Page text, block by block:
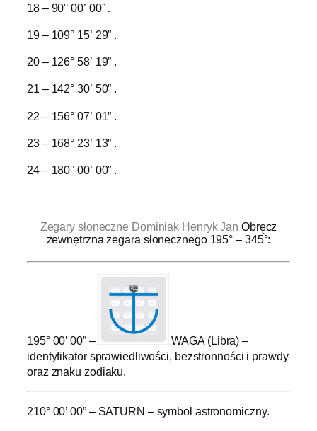
18 – 90° 00’ 00” .
19 – 109° 15’ 29” .
20 – 126° 58’ 19” .
21 – 142° 30’ 50” .
22 – 156° 07’ 01” .
23 – 168° 23’ 13” .
24 – 180° 00’ 00” .
Zegary słoneczne Dominiak Henryk Jan Obręcz
zewnętrzna zegara słonecznego 195° – 345°:
195° 00’ 00” –
WAGA (Libra) –
identyfikator sprawiedliwości, bezstronności i prawdy
oraz znaku zodiaku.
210° 00’ 00” – SATURN – symbol astronomiczny.